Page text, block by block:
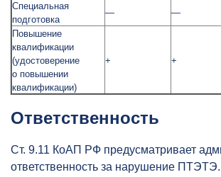
Специальная
подготовка
— —
Повышение
квалификации
(удостоверение
о повышении
квалификации)
+ +
Ответственность
Ст. 9.11 КоАП РФ предусматривает
ответственность за нарушение ПТЭТЭ.